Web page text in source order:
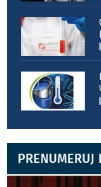
PRENUMERUJ